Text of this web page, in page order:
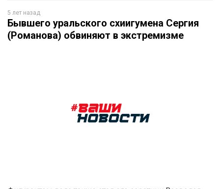
5 лет назад
Бывшего уральского схиигумена Сергия
(Романова) обвиняют в экстремизме